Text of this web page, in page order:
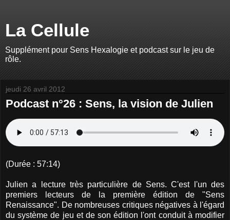
La Cellule
Supplément pour Sens Hexalogie et podcast sur le jeu de
rôle.
jeudi 26 avril 2012
Podcast n°26 : Sens, la vision de Julien
(Durée : 57:14)
Julien a lecture très particulière de Sens. C'est l'un des
premiers lecteurs de la première édition de "Sens
Renaissance". De nombreuses critiques négatives à l'égard
du système de jeu et de son édition l'ont conduit à modifier